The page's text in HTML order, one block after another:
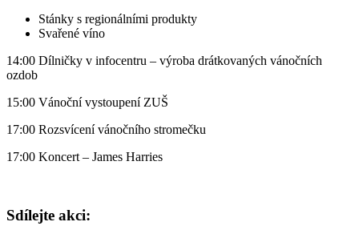
Stánky s regionálními produkty
Svařené víno
14:00 Dílničky v infocentru – výroba drátkovaných vánočních
ozdob
15:00 Vánoční vystoupení ZUŠ
17:00 Rozsvícení vánočního stromečku
17:00 Koncert – James Harries
Sdílejte akci: